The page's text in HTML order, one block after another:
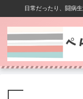
日常だったり、闘病